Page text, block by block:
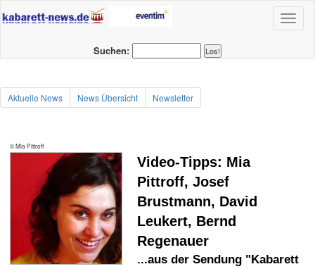
Suchen:
Aktuelle News News Übersicht Newsletter
© Mia Pittroff
Video-Tipps: Mia
Pittroff, Josef
Brustmann, David
Leukert, Bernd
Regenauer
...aus der Sendung "Kabarett